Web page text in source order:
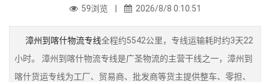
59浏览 | 2026/8/8 0:10:51
漳州到喀什物流专线全程约5542公里，专线运输耗时约3天22
小时。 漳州到喀什物流专线是广圣物流的主营干线之一，漳州到
喀什货运专线为工厂、贸易商、批发商等货主提供整车、零担、